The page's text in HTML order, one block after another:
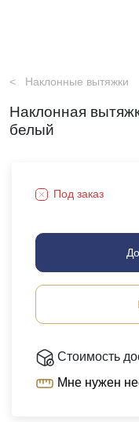
Наклонные вытяжки
Наклонная
белый
Под заказ
Стоимость
Мне нужен